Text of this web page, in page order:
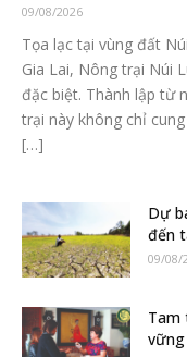
09/08/2026
Tọa lạc tại vùng đất
Gia Lai, Nông trại Núi
đặc biệt. Thành lập từ
trại này không chỉ
[…]
Dự
đến
09/08/
Tam
vững